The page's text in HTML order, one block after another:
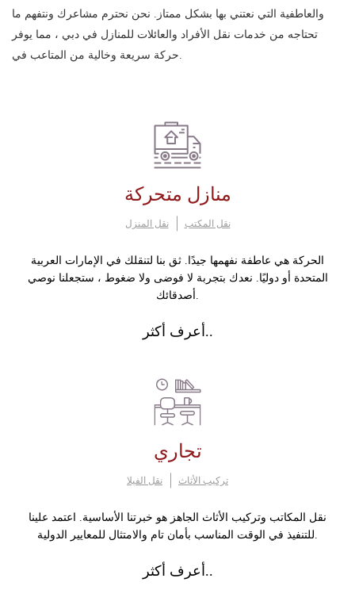
والعاطفية التي نعتني بها بشكل ممتاز. نحن نحترم مشاعرك ونتفهم ما
تحتاجه من خدمات نقل الأفراد والعائلات للمنازل في دبي ، مما يوفر
منازل متحركة
نقل المنزل نقل المكتب
الحركة هي عاطفة نفهمها جيدًا. ثق بنا لتنقلك في الإمارات العربية
المتحدة أو دوليًا. نعدك بتجربة لا فوضى ولا ضغوط ، ستجعلنا نوصي
أعرف أكثر..
تجاري
نقل الفيلا تركيب الأثاث
نقل المكاتب وتركيب الأثاث الجاهز هو خبرتنا الأساسية. اعتمد علينا
أعرف أكثر..